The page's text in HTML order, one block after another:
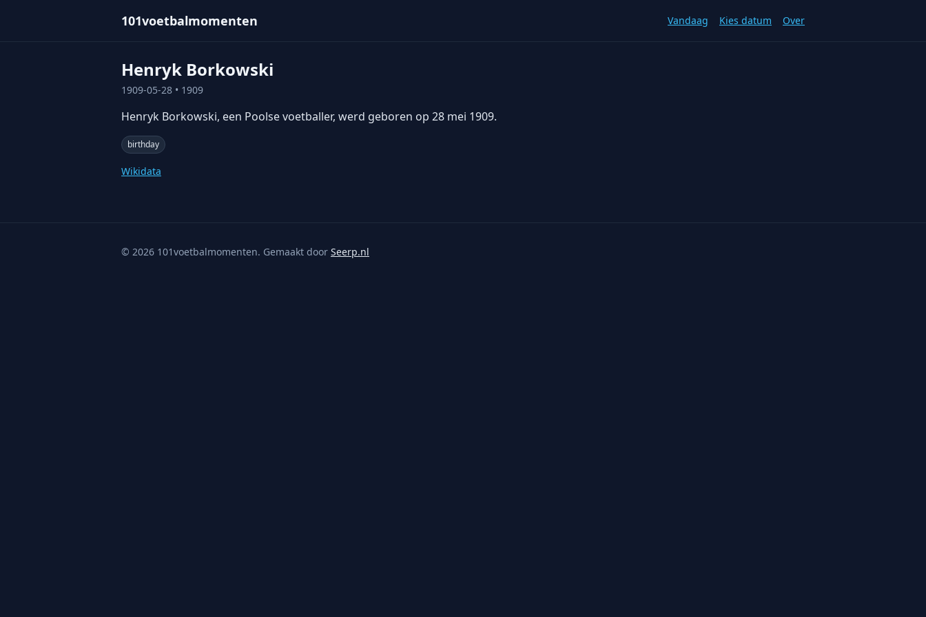
101voetbalmomenten Vandaag Kies datum Over
Henryk Borkowski
1909-05-28 • 1909
Henryk Borkowski, een Poolse voetballer, werd geboren op 28 mei 1909.
birthday
Wikidata
© 2026 101voetbalmomenten. Gemaakt door Seerp.nl